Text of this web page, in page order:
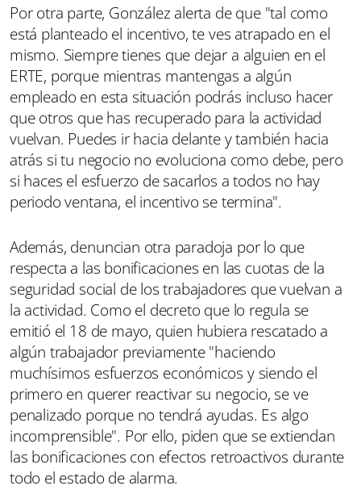
Por otra parte, González alerta de que "tal como
está planteado el incentivo, te ves atrapado en el
mismo. Siempre tienes que dejar a alguien en el
ERTE, porque mientras mantengas a algún
empleado en esta situación podrás incluso hacer
que otros que has recuperado para la actividad
vuelvan. Puedes ir hacia delante y también hacia
atrás si tu negocio no evoluciona como debe, pero
si haces el esfuerzo de sacarlos a todos no hay
periodo ventana, el incentivo se termina".
Además, denuncian otra paradoja por lo que
respecta a las bonificaciones en las cuotas de la
seguridad social de los trabajadores que vuelvan a
la actividad. Como el decreto que lo regula se
emitió el 18 de mayo, quien hubiera rescatado a
algún trabajador previamente "haciendo
muchísimos esfuerzos económicos y siendo el
primero en querer reactivar su negocio, se ve
penalizado porque no tendrá ayudas. Es algo
incomprensible". Por ello, piden que se extiendan
las bonificaciones con efectos retroactivos durante
todo el estado de alarma.